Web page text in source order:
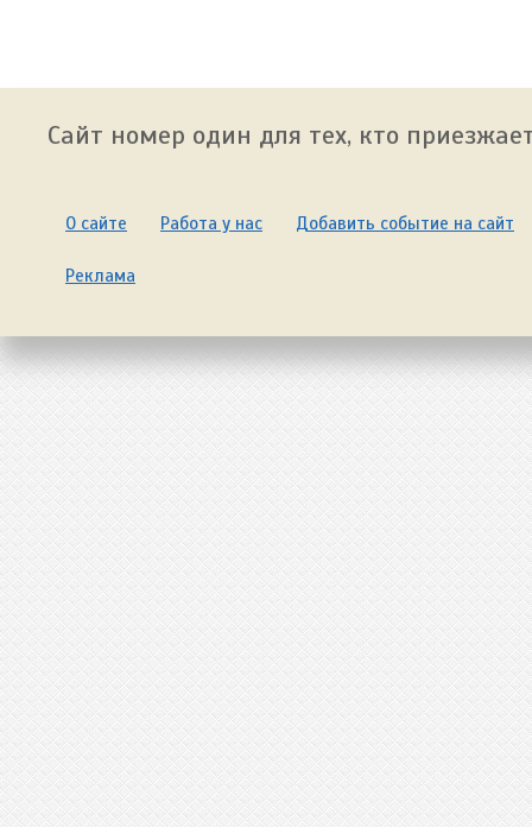
Сайт номер один для тех, кто
О сайте Работа у нас Добавить событие на сайт
Реклама